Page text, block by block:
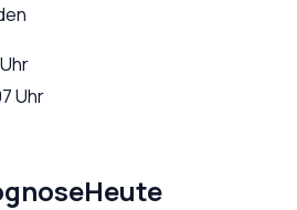
Uhr
Heute